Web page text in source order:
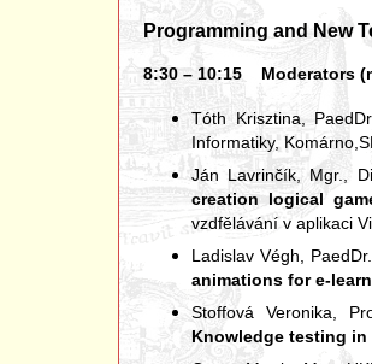
Programming and New
8:30 – 10:15 Moderators
Tóth Krisztina,
Informatiky,
Ján Lavrinčík, Mgr.,
creation logical
vzdfělávání v aplikaci
Ladislav Végh,
animations for e-
Stoffová Veronika,
Knowledge testing in